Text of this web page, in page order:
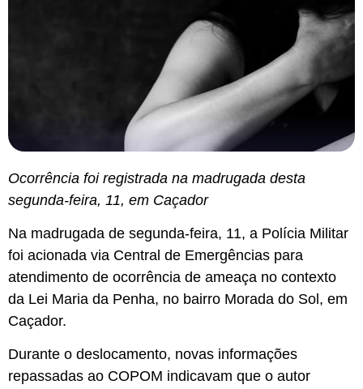
Ocorrência foi registrada na madrugada desta
segunda-feira, 11, em Caçador
Na madrugada de segunda-feira, 11, a Polícia Militar
foi acionada via Central de Emergências para
atendimento de ocorrência de ameaça no contexto
da Lei Maria da Penha, no bairro Morada do Sol, em
Caçador.
Durante o deslocamento, novas informações
repassadas ao COPOM indicavam que o autor